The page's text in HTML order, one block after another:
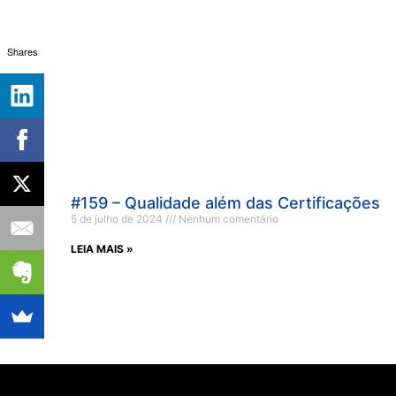
#159 – Qualidade além das Certificações
5 de julho de 2024 Nenhum comentário
LEIA MAIS »
Shares